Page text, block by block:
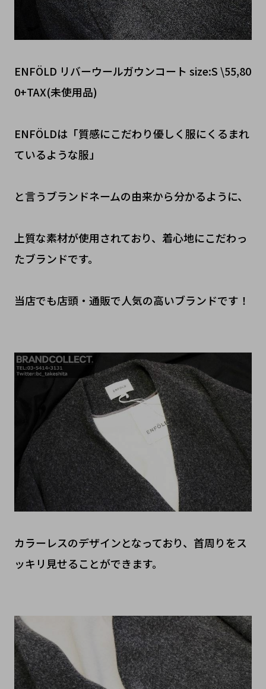
ENFÖLD リバーウールガウンコート size:S \55,80
0+TAX(未使用品)
ENFÖLDは「質感にこだわり優しく服にくるまれ
ているような服」
と言うブランドネームの由来から分かるように、
上質な素材が使用されており、着心地にこだわっ
たブランドです。
当店でも店頭・通販で人気の高いブランドです！
カラーレスのデザインとなっており、首周りをス
ッキリ見せることができます。